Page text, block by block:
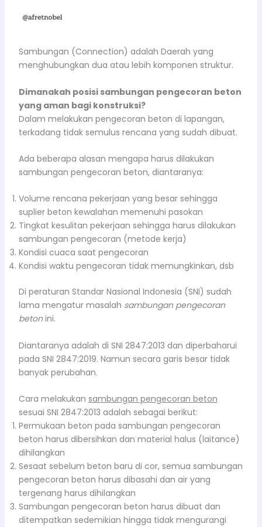
Sambungan (Connection) adalah Daerah yang
menghubungkan dua atau lebih komponen struktur.
Dimanakah posisi sambungan pengecoran beton
yang aman bagi konstruksi?
Dalam melakukan pengecoran beton di lapangan,
terkadang tidak semulus rencana yang sudah dibuat.
Ada beberapa alasan mengapa harus dilakukan
sambungan pengecoran beton, diantaranya:
Volume rencana pekerjaan yang besar sehingga
suplier beton kewalahan memenuhi pasokan
Tingkat kesulitan pekerjaan sehingga harus dilakukan
sambungan pengecoran (metode kerja)
Kondisi cuaca saat pengecoran
Kondisi waktu pengecoran tidak memungkinkan, dsb
Di peraturan Standar Nasional Indonesia (SNI) sudah
lama mengatur masalah sambungan pengecoran
betonini.
Diantaranya adalah di SNI 2847:2013 dan diperbaharui
pada SNI 2847:2019. Namun secara garis besar tidak
banyak perubahan.
Cara melakukan sambungan pengecoran beton
sesuai SNI 2847:2013 adalah sebagai berikut:
Permukaan beton pada sambungan pengecoran
beton harus dibersihkan dan material halus (laitance)
dihilangkan
Sesaat sebelum beton baru di cor, semua sambungan
pengecoran beton harus dibasahi dan air yang
tergenang harus dihilangkan
Sambungan pengecoran beton harus dibuat dan
ditempatkan sedemikian hingga tidak mengurangi